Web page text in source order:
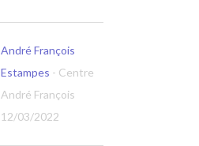
André François
Estampes - Centre
André François
12/03/2022